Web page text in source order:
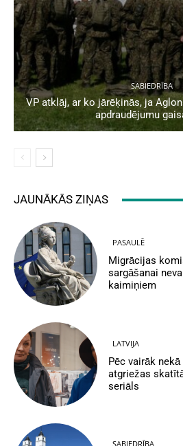
SABIEDRĪBA
VP atklāj, ar ko jārēķinās, ja
apdraudējumu
JAUNĀKĀS ZIŅAS
PASAULĒ
Migrācijas
sargāšanai
kaimiņiem
LATVIJA
Pēc vairāk
atgriežas
seriāls
SABIEDRĪBA